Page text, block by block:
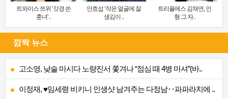
트와이스 쯔위 ‘갓경 쓴
훈녀’..
안효섭 ‘작은 얼굴에 잘
생김이 ..
트리플에스 김채연, 인
형 그 자..
깜짝 뉴스
고소영, 낮술 마시다 노량진서 쫓겨나 “점심 때 4병 마셔”(바..
이정재, ♥임세령 비키니 인생샷 남겨주는 다정남‥파파라치에 ..